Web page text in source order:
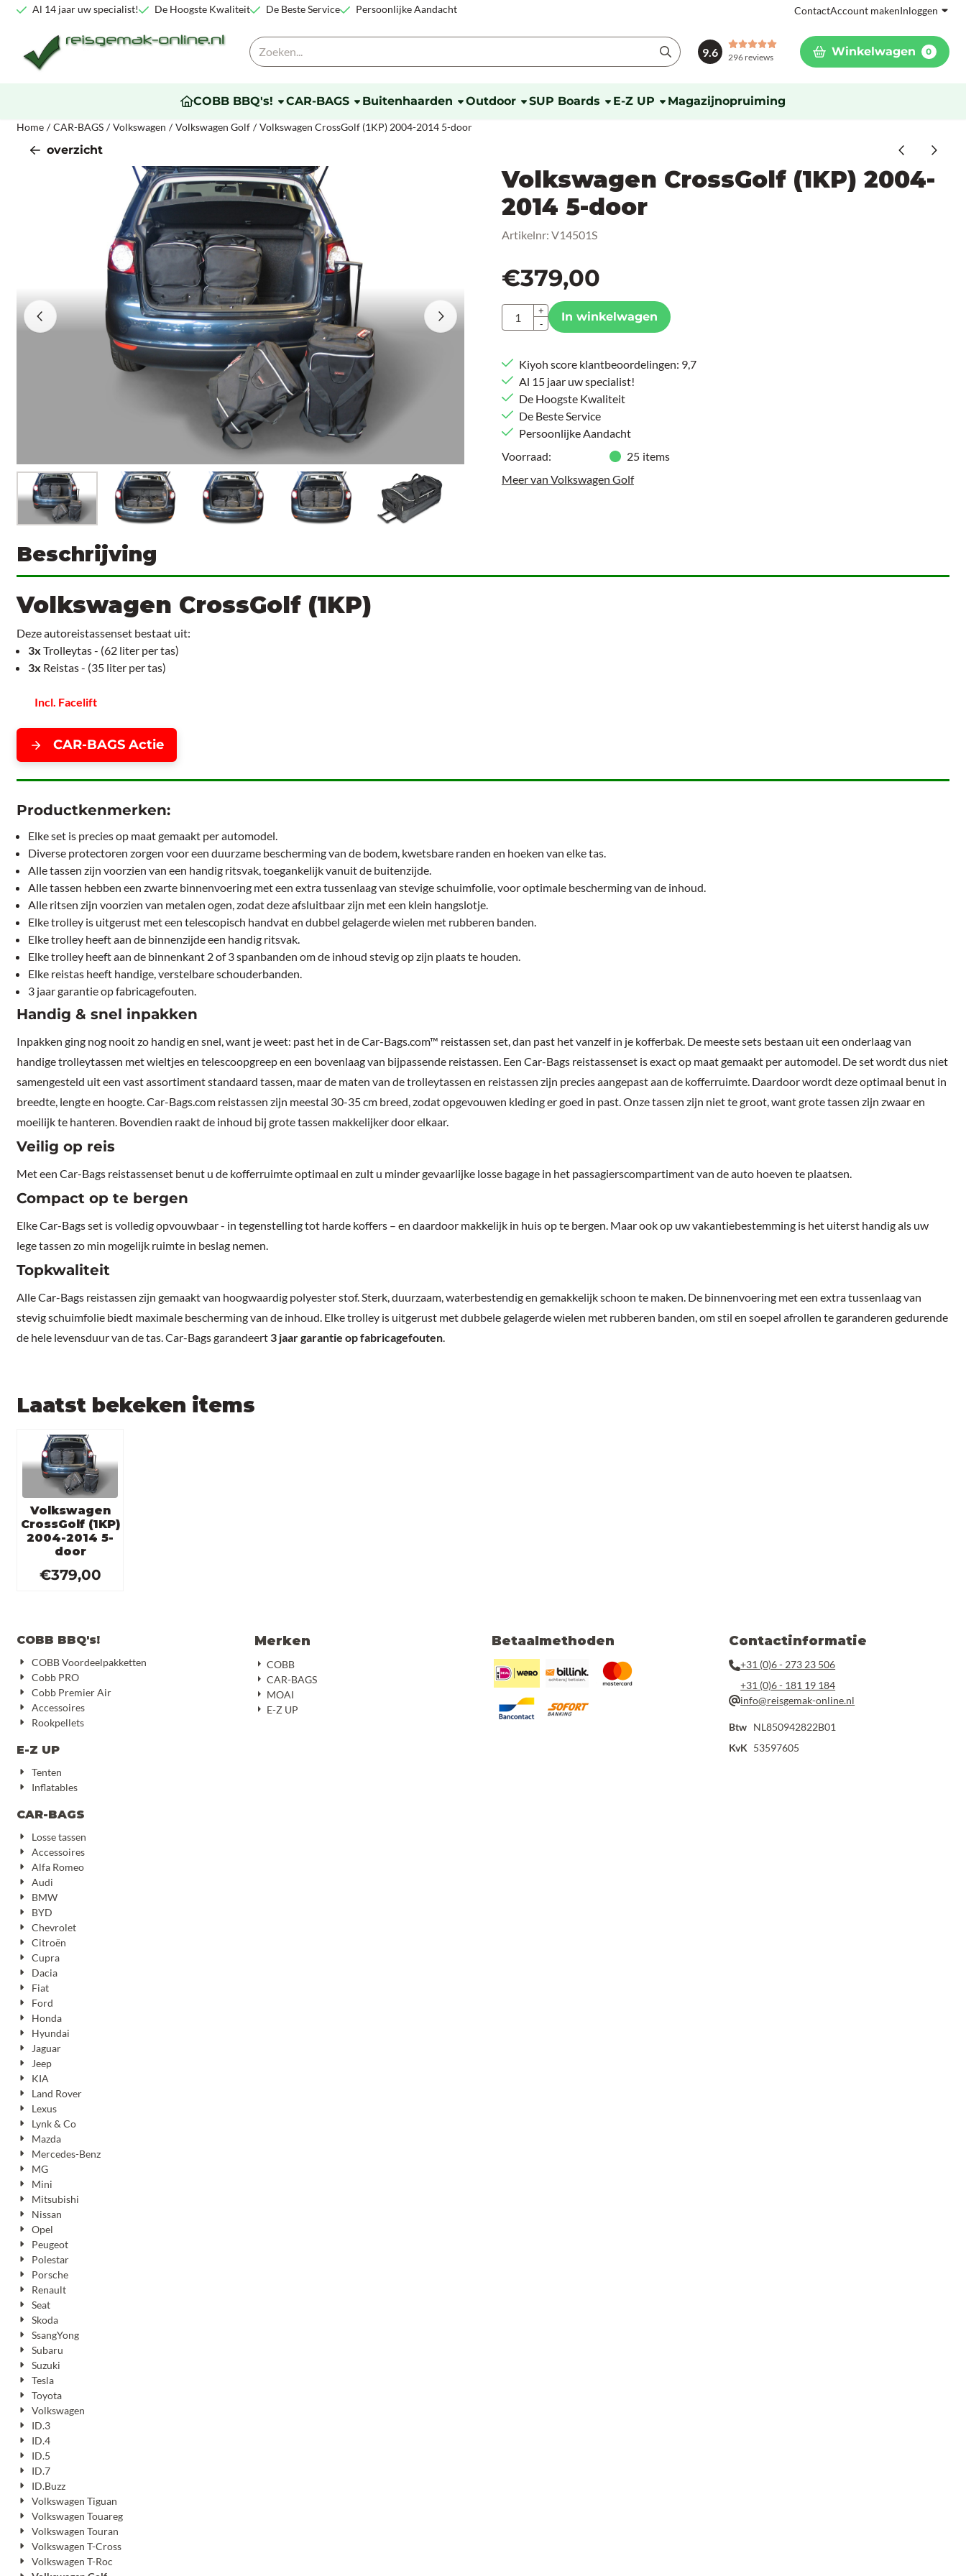
Cookievoorkeuren zijn beschikbaar. Kies instellingen of sta alle cookies toe.
Al 14 jaar uw specialist! De Hoogste Kwaliteit De Beste Service Persoonlijke Aandacht ContactAccount makenInloggen
Zoeken
9.6 296 reviews Winkelwagen 0
COBB BBQ's! CAR-BAGS Buitenhaarden Outdoor SUP Boards E-Z UP Magazijnopruiming
Home / CAR-BAGS / Volkswagen / Volkswagen Golf / Volkswagen CrossGolf (1KP) 2004-2014 5-door
overzicht
Volkswagen CrossGolf (1KP) 2004-
2014 5-door
Artikelnr: V14501S
€379,00
Aantal
+
-
In winkelwagen
Kiyoh score klantbeoordelingen: 9,7
Al 15 jaar uw specialist!
De Hoogste Kwaliteit
De Beste Service
Persoonlijke Aandacht
Voorraad:
25 items
Meer van Volkswagen Golf
Beschrijving
Volkswagen CrossGolf (1KP)
Deze autoreistassenset bestaat uit:
3x Trolleytas - (62 liter per tas)
3x Reistas - (35 liter per tas)
Incl. Facelift
CAR-BAGS Actie
Productkenmerken:
Elke set is precies op maat gemaakt per automodel.
Diverse protectoren zorgen voor een duurzame bescherming van de bodem, kwetsbare randen en hoeken van elke tas.
Alle tassen zijn voorzien van een handig ritsvak, toegankelijk vanuit de buitenzijde.
Alle tassen hebben een zwarte binnenvoering met een extra tussenlaag van stevige schuimfolie, voor optimale bescherming van de inhoud.
Alle ritsen zijn voorzien van metalen ogen, zodat deze afsluitbaar zijn met een klein hangslotje.
Elke trolley is uitgerust met een telescopisch handvat en dubbel gelagerde wielen met rubberen banden.
Elke trolley heeft aan de binnenzijde een handig ritsvak.
Elke trolley heeft aan de binnenkant 2 of 3 spanbanden om de inhoud stevig op zijn plaats te houden.
Elke reistas heeft handige, verstelbare schouderbanden.
3 jaar garantie op fabricagefouten.
Handig & snel inpakken
Inpakken ging nog nooit zo handig en snel, want je weet: past het in de Car-Bags.com™ reistassen set, dan past het vanzelf in je kofferbak. De meeste sets bestaan uit een onderlaag van
handige trolleytassen met wieltjes en telescoopgreep en een bovenlaag van bijpassende reistassen. Een Car-Bags reistassenset is exact op maat gemaakt per automodel. De set wordt dus niet
samengesteld uit een vast assortiment standaard tassen, maar de maten van de trolleytassen en reistassen zijn precies aangepast aan de kofferruimte. Daardoor wordt deze optimaal benut in
breedte, lengte en hoogte. Car-Bags.com reistassen zijn meestal 30-35 cm breed, zodat opgevouwen kleding er goed in past. Onze tassen zijn niet te groot, want grote tassen zijn zwaar en
moeilijk te hanteren. Bovendien raakt de inhoud bij grote tassen makkelijker door elkaar.
Veilig op reis
Met een Car-Bags reistassenset benut u de kofferruimte optimaal en zult u minder gevaarlijke losse bagage in het passagierscompartiment van de auto hoeven te plaatsen.
Compact op te bergen
Elke Car-Bags set is volledig opvouwbaar - in tegenstelling tot harde koffers – en daardoor makkelijk in huis op te bergen. Maar ook op uw vakantiebestemming is het uiterst handig als uw
lege tassen zo min mogelijk ruimte in beslag nemen.
Topkwaliteit
Alle Car-Bags reistassen zijn gemaakt van hoogwaardig polyester stof. Sterk, duurzaam, waterbestendig en gemakkelijk schoon te maken. De binnenvoering met een extra tussenlaag van
stevig schuimfolie biedt maximale bescherming van de inhoud. Elke trolley is uitgerust met dubbele gelagerde wielen met rubberen banden, om stil en soepel afrollen te garanderen gedurende
de hele levensduur van de tas. Car-Bags garandeert 3 jaar garantie op fabricagefouten.
Laatst bekeken items
Volkswagen
CrossGolf (1KP)
2004-2014 5-
door
€379,00
COBB BBQ's!
COBB Voordeelpakketten
Cobb PRO
Cobb Premier Air
Accessoires
Rookpellets
E-Z UP
Tenten
Inflatables
CAR-BAGS
Losse tassen
Accessoires
Alfa Romeo
Audi
BMW
BYD
Chevrolet
Citroën
Cupra
Dacia
Fiat
Ford
Honda
Hyundai
Jaguar
Jeep
KIA
Land Rover
Lexus
Lynk & Co
Mazda
Mercedes-Benz
MG
Mini
Mitsubishi
Nissan
Opel
Peugeot
Polestar
Porsche
Renault
Seat
Skoda
SsangYong
Subaru
Suzuki
Tesla
Toyota
Volkswagen
ID.3
ID.4
ID.5
ID.7
ID.Buzz
Volkswagen Tiguan
Volkswagen Touareg
Volkswagen Touran
Volkswagen T-Cross
Volkswagen T-Roc
Merken
COBB
CAR-BAGS
MOAI
E-Z UP
Betaalmethoden Contactinformatie
+31 (0)6 - 273 23 506
+31 (0)6 - 181 19 184
info@reisgemak-online.nl
Btw NL850942822B01
KvK 53597605